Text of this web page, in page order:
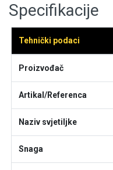
Specifikacije
Tehnički podaci
Proizvođač
Artikal/Referenca
Naziv svjetiljke
Snaga